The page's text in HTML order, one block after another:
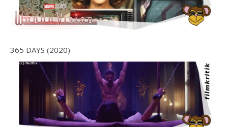
365 DAYS (2020)